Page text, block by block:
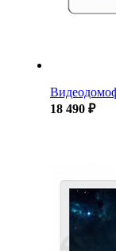
18 490 ₽